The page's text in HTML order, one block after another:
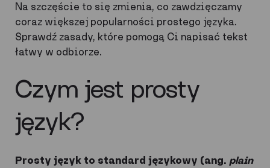
Na szczęście to się zmienia, co zawdzięczamy
coraz większej popularności prostego języka.
Sprawdź zasady, które pomogą Ci napisać tekst
łatwy w odbiorze.
Czym jest prosty
język?
Prosty język to standard językowy (ang. plain